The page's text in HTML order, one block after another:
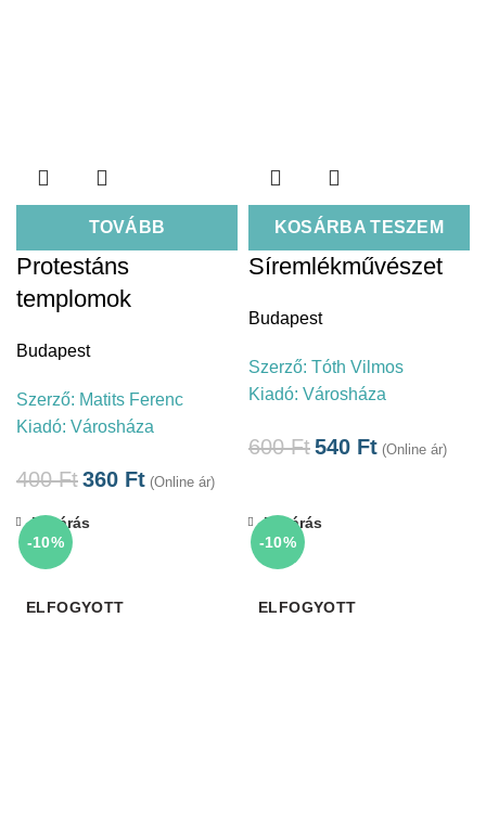
TOVÁBB
Protestáns
templomok
Budapest
Szerző: Matits Ferenc
Kiadó: Városháza
400Ft360 Ft (Online ár)
KOSÁRBA TESZEM
Síremlékművészet
Budapest
Szerző: Tóth Vilmos
Kiadó: Városháza
600Ft540 Ft (Online ár)
-10%
ELFOGYOTT
Bezárás
-10%
ELFOGYOTT
Bezárás